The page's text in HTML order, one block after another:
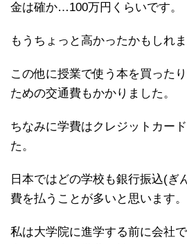
金は確か…100万円くらいです。
もうちょっと高かったかもしれま
この他に授業で使う本を買った
ための交通費もかかりました。
ちなみに学費はクレジットカー
た。
日本ではどの学校も銀行振込(ぎ
費を払うことが多いと思います。
私は大学院に進学する前に会社